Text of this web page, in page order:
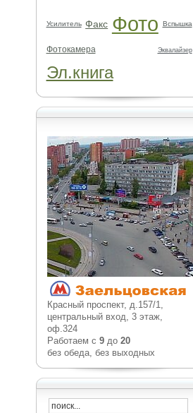
Усилитель Факс Фото Вспышка
Фотокамера Эквалайзер
Эл.книга
Красный проспект, д.157/1,
центральный вход, 3 этаж,
оф.324
Работаем с 9до 20
без обеда, без выходных